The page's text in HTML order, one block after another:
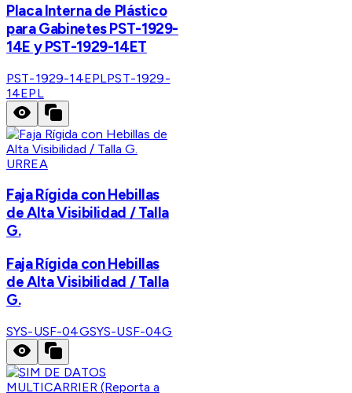
Placa Interna de Plástico
para Gabinetes PST-1929-
14E y PST-1929-14ET
PST-1929-14EPLPST-1929-
14EPL
URREA
Faja Rígida con Hebillas
de Alta Visibilidad / Talla
G.
Faja Rígida con Hebillas
de Alta Visibilidad / Talla
G.
SYS-USF-04GSYS-USF-04G